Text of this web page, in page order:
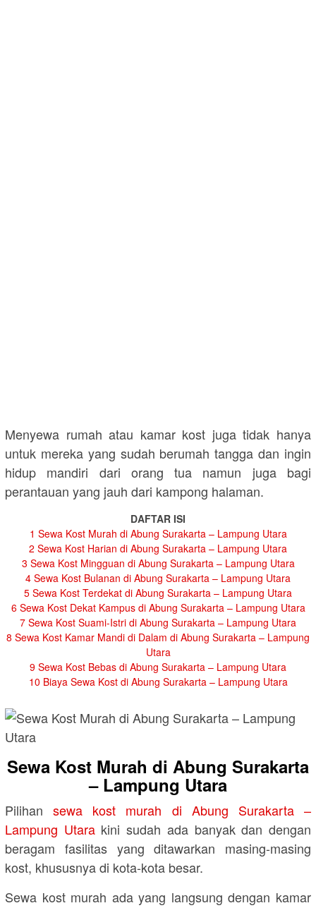
Menyewa rumah atau kamar kost juga tidak hanya
untuk mereka yang sudah berumah tangga dan ingin
hidup mandiri dari orang tua namun juga bagi
perantauan yang jauh dari kampong halaman.
DAFTAR ISI
1 Sewa Kost Murah di Abung Surakarta – Lampung Utara
2 Sewa Kost Harian di Abung Surakarta – Lampung Utara
3 Sewa Kost Mingguan di Abung Surakarta – Lampung Utara
4 Sewa Kost Bulanan di Abung Surakarta – Lampung Utara
5 Sewa Kost Terdekat di Abung Surakarta – Lampung Utara
6 Sewa Kost Dekat Kampus di Abung Surakarta – Lampung Utara
7 Sewa Kost Suami-Istri di Abung Surakarta – Lampung Utara
8 Sewa Kost Kamar Mandi di Dalam di Abung Surakarta – Lampung
Utara
9 Sewa Kost Bebas di Abung Surakarta – Lampung Utara
10 Biaya Sewa Kost di Abung Surakarta – Lampung Utara
Sewa Kost Murah di Abung Surakarta
– Lampung Utara
Pilihansewa kost murah di Abung Surakarta –
Lampung Utarakini sudah ada banyak dan dengan
beragam fasilitas yang ditawarkan masing-masing
kost, khususnya di kota-kota besar.
Sewa kost murah ada yang langsung dengan kamar